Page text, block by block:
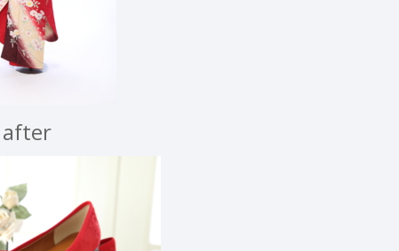
after